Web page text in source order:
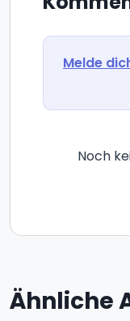
Melde
Noch
Ähnliche